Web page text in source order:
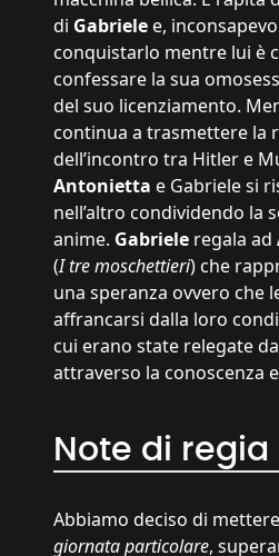
di Gabriele e,
conquistarlo mentre lui è
confessare la sua
del suo licenziamento.
continua a trasmettere la
dell’incontro tra Hitler e
Antonietta e Gabriele si
nell’altro condividendo la
anime. Gabriele regala ad
(I tre moschettieri) che
una speranza ovvero che
affrancarsi dalla loro
cui erano state relegate
attraverso la conoscenza
Note di regia
Abbiamo deciso di
giornata particolare,